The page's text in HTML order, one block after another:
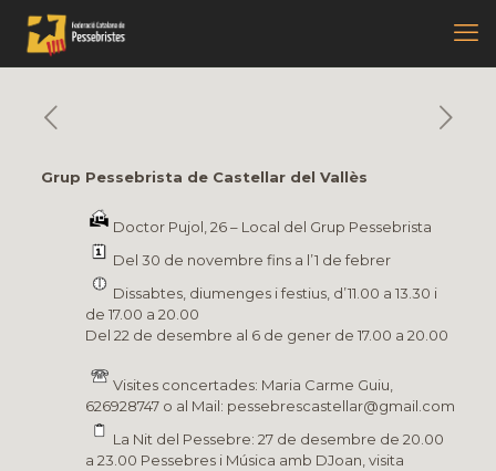
Grup Pessebrista de Castellar del Vallès
Doctor Pujol, 26 – Local del Grup Pessebrista
Del 30 de novembre fins a l’1 de febrer
Dissabtes, diumenges i festius, d’11.00 a 13.30 i
de 17.00 a 20.00
Del 22 de desembre al 6 de gener de 17.00 a 20.00
Visites concertades: Maria Carme Guiu,
626928747 o al Mail: pessebrescastellar@gmail.com
La Nit del Pessebre: 27 de desembre de 20.00
a 23.00 Pessebres i Música amb DJoan, visita